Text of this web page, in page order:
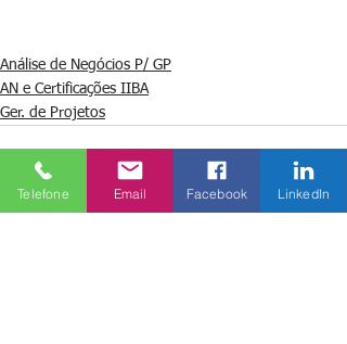
Análise de Negócios P/ GP
AN e Certificações IIBA
Ger. de Projetos
Telefone Email Facebook LinkedIn